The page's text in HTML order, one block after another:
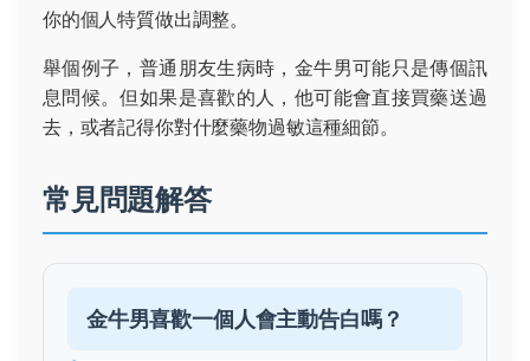
你的個人特質做出調整。
舉個例子，普通朋友生病時，金牛男可能只是傳個訊
息問候。但如果是喜歡的人，他可能會直接買藥送過
去，或者記得你對什麼藥物過敏這種細節。
常見問題解答
金牛男喜歡一個人會主動告白嗎？